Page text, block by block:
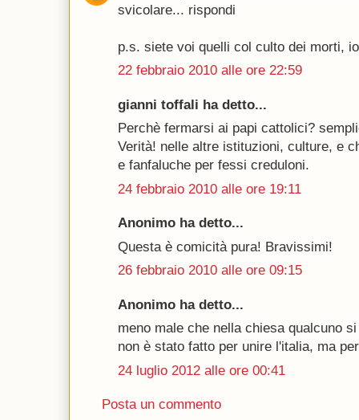
svicolare... rispondi
p.s. siete voi quelli col culto dei morti,
22 febbraio 2010 alle ore 22:59
gianni toffali ha detto...
Perchè fermarsi ai papi cattolici?
Verità! nelle altre istituzioni, culture, e
e fanfaluche per fessi creduloni.
24 febbraio 2010 alle ore 19:11
Anonimo ha detto...
Questa è comicità pura! Bravissimi!
26 febbraio 2010 alle ore 09:15
Anonimo ha detto...
meno male che nella chiesa qualcuno
non è stato fatto per unire l'italia, ma
24 luglio 2012 alle ore 00:41
Posta un commento